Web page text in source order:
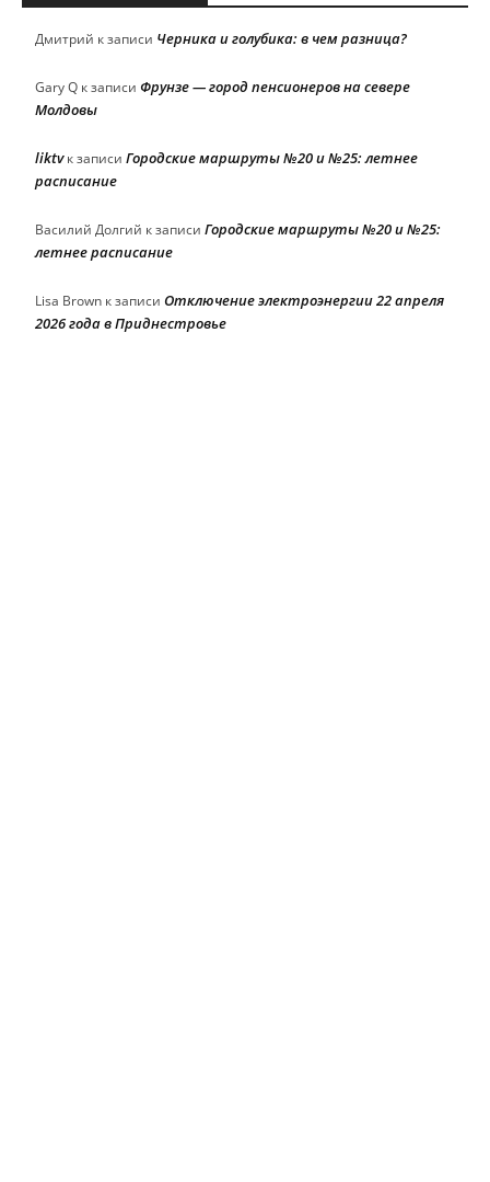
Дмитрий к записи Черника и голубика: в чем разница?
Gary Q к записи Фрунзе — город пенсионеров на севере
Молдовы
liktvк записи Городские маршруты №20 и №25: летнее
расписание
Василий Долгий к записи Городские маршруты №20 и №25:
летнее расписание
Lisa Brown к записи Отключение электроэнергии 22 апреля
2026 года в Приднестровье